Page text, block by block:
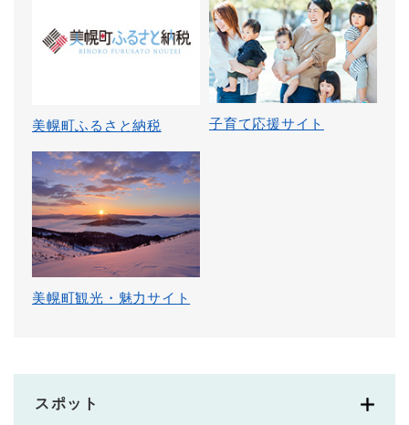
美幌町ふるさと納税 子育て応援サイト
美幌町観光・魅力サイト
スポット